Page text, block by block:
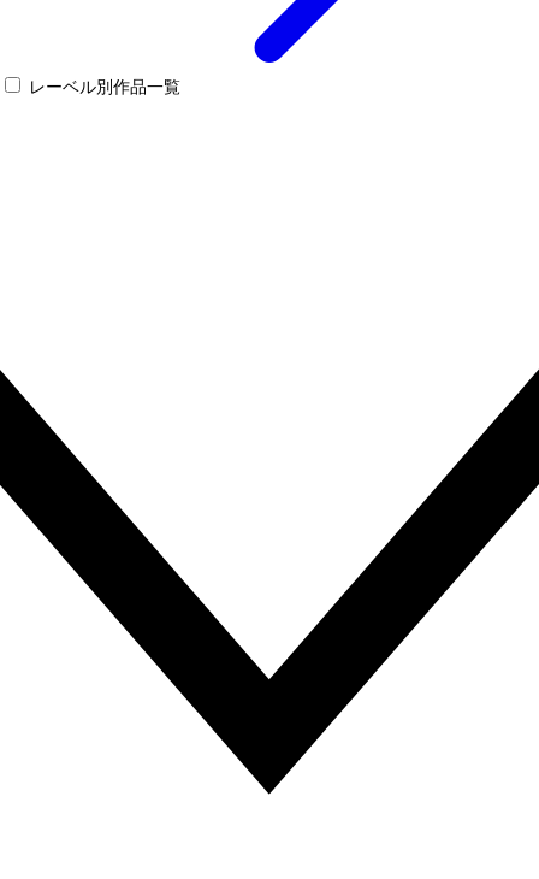
レーベル別作品一覧